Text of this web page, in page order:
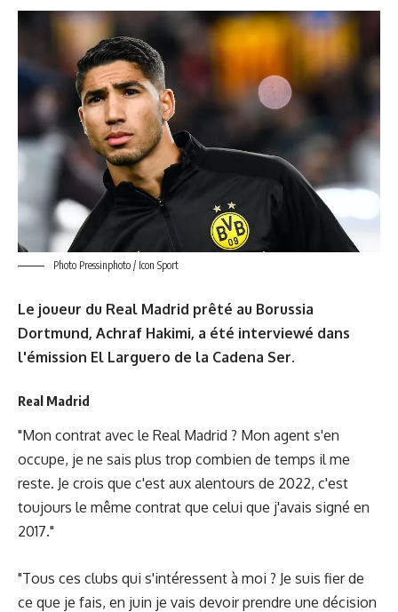
Photo Pressinphoto / Icon Sport
Le joueur du Real Madrid prêté au Borussia
Dortmund, Achraf Hakimi, a été interviewé dans
l'émission El Larguero de la Cadena Ser.
Real Madrid
"Mon contrat avec le Real Madrid ? Mon agent s'en
occupe, je ne sais plus trop combien de temps il me
reste. Je crois que c'est aux alentours de 2022, c'est
toujours le même contrat que celui que j'avais signé en
2017."
"Tous ces clubs qui s'intéressent à moi ? Je suis fier de
ce que je fais, en juin je vais devoir prendre une décision